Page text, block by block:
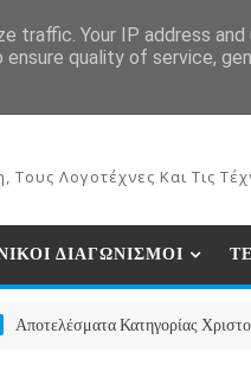
ΒΙΒΛΙΟΠΩΛΕΙΟ
Λογοτέχνες Και Τις
ΔΙΑΓΩΝΙΣΜΟΙ
Κατηγορίας
traffic. Your IP address and
quality of service,